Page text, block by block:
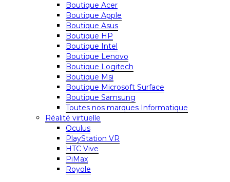
Boutique Acer
Boutique Apple
Boutique Asus
Boutique HP
Boutique Intel
Boutique Lenovo
Boutique Logitech
Boutique Msi
Boutique Microsoft Surface
Boutique Samsung
Toutes nos marques Informatique
Réalité virtuelle
Oculus
PlayStation VR
HTC Vive
PiMax
Royole